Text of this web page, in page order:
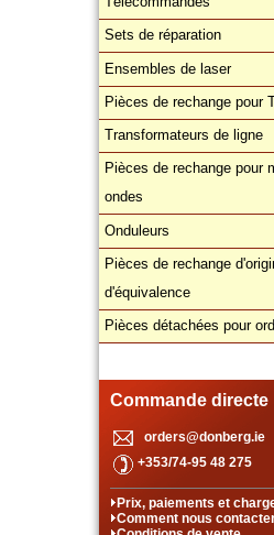
Sets de réparation
Ensembles de laser
Pièces de rechange pour
Transformateurs de ligne
Pièces de rechange pour
ondes
Onduleurs
Pièces de rechange
d'équivalence
Pièces détachées pour
Commande directe
orders@donberg.ie
+353/74-95 48 275
Prix, paiements et
Comment nous